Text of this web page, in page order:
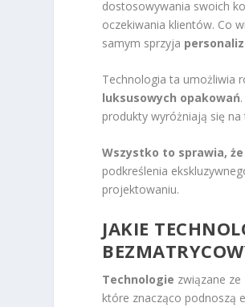
dostosowywania swoich
oczekiwania klientów. Co
samym sprzyja
Technologia ta umożliwia
luksusowych opakowań.
produkty wyróżniają się
Wszystko to sprawia,
podkreślenia
projektowaniu.
JAKIE
Technologie związane
które znacząco podnoszą